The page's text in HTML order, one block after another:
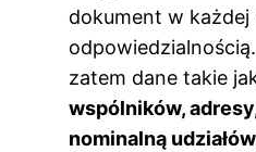
dokument w każdej
zatem dane takie
wspólników,
nominalną